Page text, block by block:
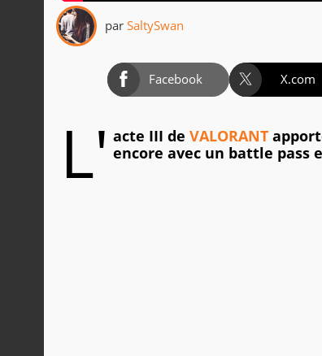
par SaltySwan
Facebook X.com
L' acte III de VALORANT
encore avec un battle pass